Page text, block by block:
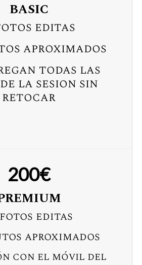
BASIC
editas
aproximados
todas las
la sesion sin
retocar
200€
fotos editas
aproximados
con el móvil del